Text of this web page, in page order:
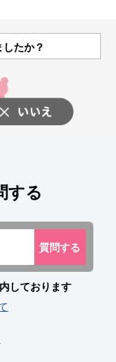
たか？
する
質問する
しております